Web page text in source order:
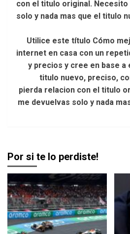
con el titulo original. Necesito
solo y nada mas que el titulo
Utilice este título Cómo
internet en casa con un
y precios y cree en base
titulo nuevo, preciso,
pierda relacion con el titulo
me devuelvas solo y nada
Por si te lo perdiste!